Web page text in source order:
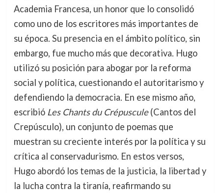
Academia Francesa, un honor que lo consolidó
como uno de los escritores más importantes de
su época. Su presencia en el ámbito político, sin
embargo, fue mucho más que decorativa. Hugo
utilizó su posición para abogar por la reforma
social y política, cuestionando el autoritarismo y
defendiendo la democracia. En ese mismo año,
escribió Les Chants du Crépuscule(Cantos del
Crepúsculo), un conjunto de poemas que
muestran su creciente interés por la política y su
crítica al conservadurismo. En estos versos,
Hugo abordó los temas de la justicia, la libertad y
la lucha contra la tiranía, reafirmando su